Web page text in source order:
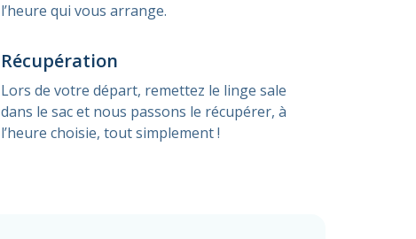
l’heure qui vous arrange.
Récupération
Lors de votre départ, remettez le linge sale
dans le sac et nous passons le récupérer, à
l’heure choisie, tout simplement !